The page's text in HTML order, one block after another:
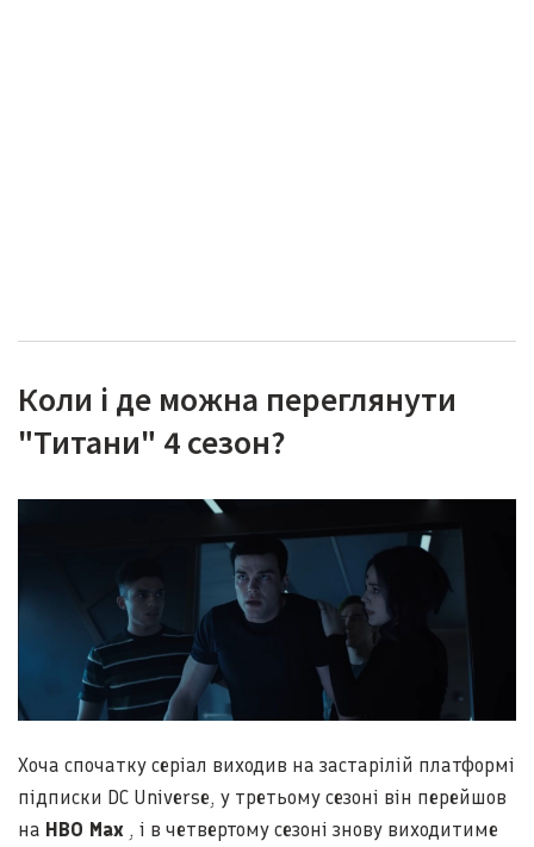
Коли і де можна переглянути
"Титани" 4 сезон?
Хоча спочатку серіал виходив на застарілій платформі
підписки DC Universe, у третьому сезоні він перейшов
на HBO Max , і в четвертому сезоні знову виходитиме